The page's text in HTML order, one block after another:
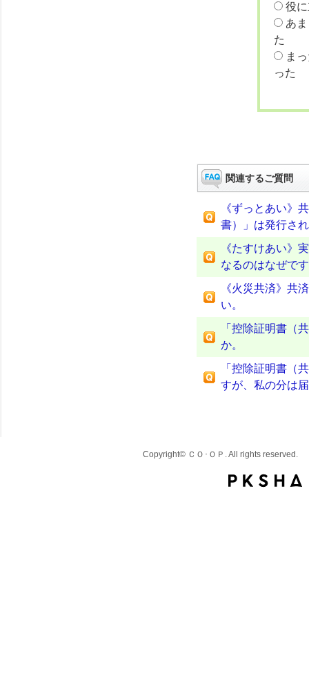
役
あ
た
ま
った
関連するご質問
《ずっとあい》
書）」は発行さ
《たすけあい》
なるのはなぜで
《火災共済》共
い。
「控除証明書（
か。
「控除証明書（
すが、私の分は
Copyright© ＣＯ･ＯＰ. All rights reserved.